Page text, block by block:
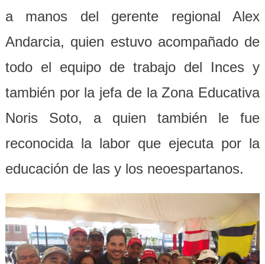
a manos del gerente regional Alex
Andarcia, quien estuvo acompañado de
todo el equipo de trabajo del Inces y
también por la jefa de la Zona Educativa
Noris Soto, a quien también le fue
reconocida la labor que ejecuta por la
educación de las y los neoespartanos.